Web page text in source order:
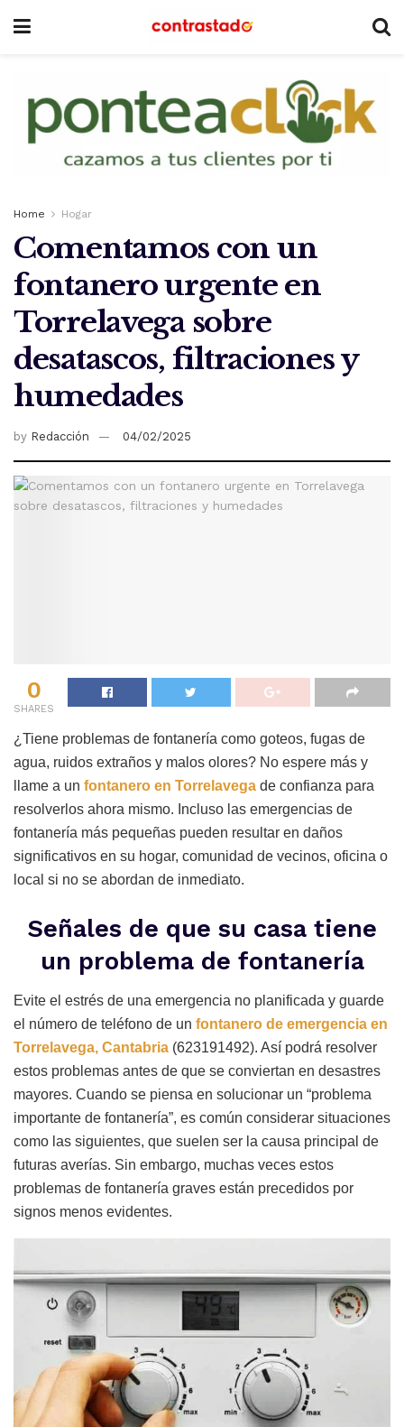
Home Hogar
Comentamos con un
fontanero urgente en
Torrelavega sobre
desatascos, filtraciones y
humedades
by Redacción 04/02/2025
0
SHARES
¿Tiene problemas de fontanería como goteos, fugas de
agua, ruidos extraños y malos olores? No espere más y
llame a un fontanero en Torrelavega de confianza para
resolverlos ahora mismo. Incluso las emergencias de
fontanería más pequeñas pueden resultar en daños
significativos en su hogar, comunidad de vecinos, oficina o
local si no se abordan de inmediato.
Señales de que su casa tiene
un problema de fontanería
Evite el estrés de una emergencia no planificada y guarde
el número de teléfono de un fontanero de emergencia en
Torrelavega, Cantabria (623191492). Así podrá resolver
estos problemas antes de que se conviertan en desastres
mayores. Cuando se piensa en solucionar un “problema
importante de fontanería”, es común considerar situaciones
como las siguientes, que suelen ser la causa principal de
futuras averías. Sin embargo, muchas veces estos
problemas de fontanería graves están precedidos por
signos menos evidentes.